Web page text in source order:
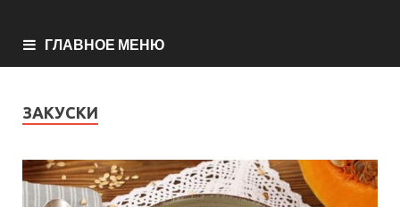
ГЛАВНОЕ МЕНЮ
ЗАКУСКИ